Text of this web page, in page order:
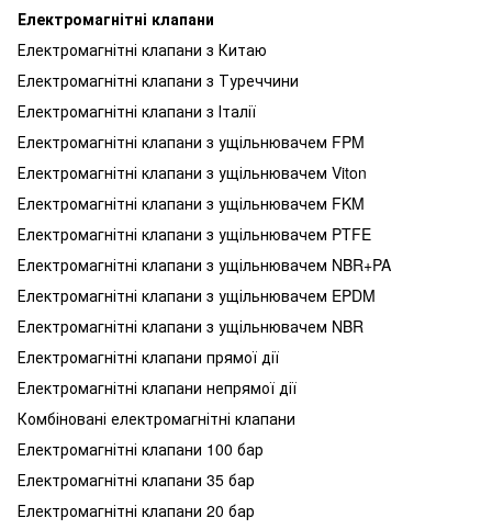
Електромагнітні клапани
Електромагнітні клапани з Китаю
Електромагнітні клапани з Туреччини
Електромагнітні клапани з Італії
Електромагнітні клапани з ущільнювачем FPM
Електромагнітні клапани з ущільнювачем Viton
Електромагнітні клапани з ущільнювачем FKM
Електромагнітні клапани з ущільнювачем PTFE
Електромагнітні клапани з ущільнювачем NBR+PA
Електромагнітні клапани з ущільнювачем EPDM
Електромагнітні клапани з ущільнювачем NBR
Електромагнітні клапани прямої дії
Електромагнітні клапани непрямої дії
Комбіновані електромагнітні клапани
Електромагнітні клапани 100 бар
Електромагнітні клапани 35 бар
Електромагнітні клапани 20 бар